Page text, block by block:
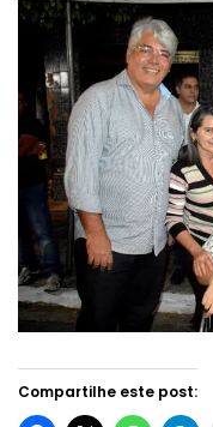
Compartilhe este post: